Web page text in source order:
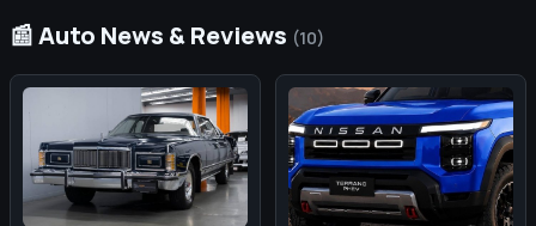
📰 Auto News & Reviews (10)